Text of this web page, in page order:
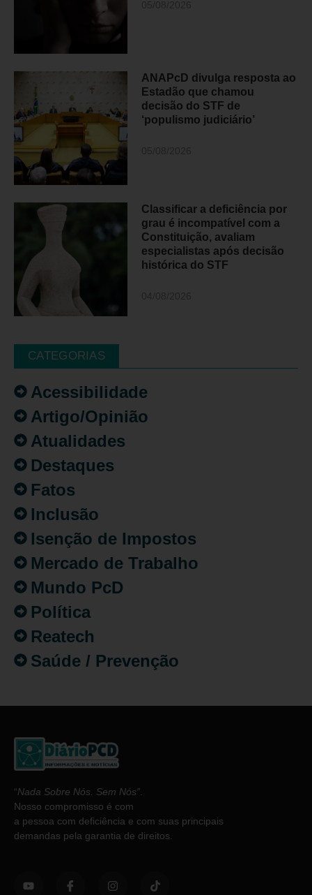
ANAPcD divulga resposta ao
Estadão que chamou
decisão do STF de
‘populismo judiciário’
Classificar a deficiência por
grau é incompatível com a
Constituição, avaliam
especialistas após decisão
histórica do STF
CATEGORIAS
Acessibilidade
Artigo/Opinião
Atualidades
Destaques
Fatos
Inclusão
Isenção de Impostos
Mercado de Trabalho
Mundo PcD
Política
Reatech
Saúde / Prevenção
“Nada Sobre Nós. Sem Nós”
Nosso compromisso é com
a pessoa com deficiência e com suas principais
demandas pela garantia de direitos.